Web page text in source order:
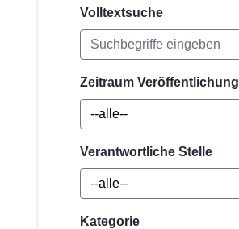
Volltextsuche
Zeitraum Veröffentlichung
Verantwortliche Stelle
Kategorie